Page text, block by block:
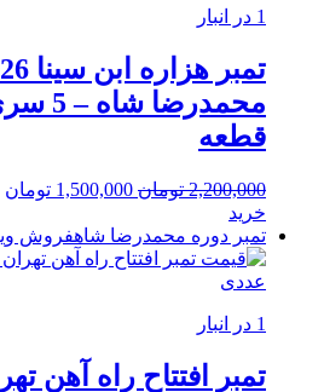
1 در انبار
قطعه
2,200,000 تومان قیمت
2,200,000 تومان
بود.
1,500,000 تومان
خرید
تمبر دوره محمدرضا شاهفروش
1 در انبار